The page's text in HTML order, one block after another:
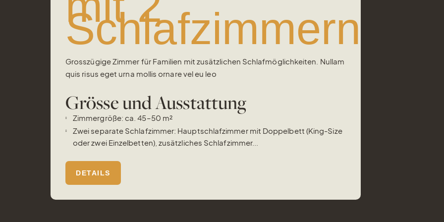
Schlafzimmern
Grosszügige Zimmer für Familien mit zusätzlichen Schlafmöglichkeiten. Nullam
quis risus eget urna mollis ornare vel eu leo
Grösse und Ausstattung
Zimmergröße: ca. 45–50 m²
Zwei separate Schlafzimmer: Hauptschlafzimmer mit Doppelbett (King-Size
oder zwei Einzelbetten), zusätzliches Schlafzimmer...
DETAILS